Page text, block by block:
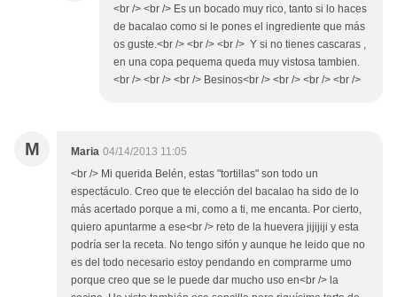
<br /> <br /> Es un bocado muy rico, tanto si lo haces
de bacalao como si le pones el ingrediente que más
os guste.<br /> <br /> <br /> Y si no tienes cascaras ,
en una copa pequema queda muy vistosa tambien.
<br /> <br /> <br /> Besinos<br /> <br /> <br /> <br />
M Maria 04/14/2013 11:05
<br /> Mi querida Belén, estas "tortillas" son todo un
espectáculo. Creo que te elección del bacalao ha sido de lo
más acertado porque a mi, como a ti, me encanta. Por cierto,
quiero apuntarme a ese<br /> reto de la huevera jijijiji y esta
podría ser la receta. No tengo sifón y aunque he leido que no
es del todo necesario estoy pendando en comprarme umo
porque creo que se le puede dar mucho uso en<br /> la